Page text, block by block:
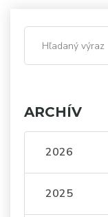
ARCHÍV
2026
2025